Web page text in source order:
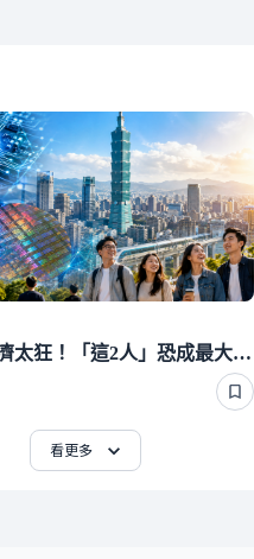
台灣AI經濟太狂！「這2人」恐成最大變數 西媒全說了
看更多